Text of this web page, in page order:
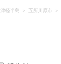
津軽半島 五所川原市